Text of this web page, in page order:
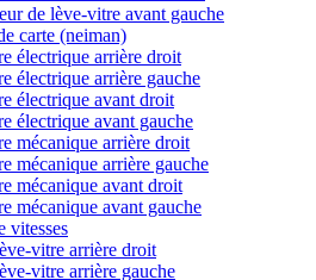
de lève-vitre avant gauche
carte (neiman)
électrique arrière droit
électrique arrière gauche
électrique avant droit
électrique avant gauche
mécanique arrière droit
mécanique arrière gauche
mécanique avant droit
mécanique avant gauche
vitesses
vitre arrière droit
vitre arrière gauche